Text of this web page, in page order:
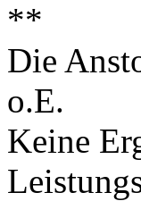
**
Die
o.E.
Keine